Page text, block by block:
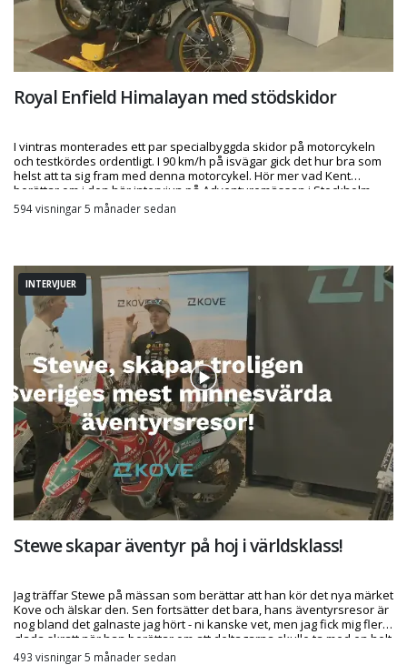
Royal Enfield Himalayan med stödskidor
I vintras monterades ett par specialbyggda skidor på motorcykeln
och testkördes ordentligt. I 90 km/h på isvägar gick det hur bra som
helst att ta sig fram med denna motorcykel. Hör mer vad Kent
berättar om i den här intervjun på Adventuremässan i Stockholm
594 visningar 5 månader sedan
INTERVJUER
Stewe skapar äventyr på hoj i världsklass!
Jag träffar Stewe på mässan som berättar att han kör det nya märket
Kove och älskar den. Sen fortsätter det bara, hans äventyrsresor är
nog bland det galnaste jag hört - ni kanske vet, men jag fick mig flera
glada skratt när han berättar om att deltagarna skulle ta med en helt
onödig pryl med sig på en av hans researrangemang
493 visningar 5 månader sedan